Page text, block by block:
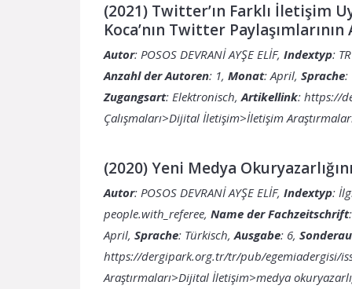
(2021) Twitter’ın Farklı İletişim
Koca’nın Twitter
Autor: POSOS DEVRANİ AYŞE ELİF, Indextyp:
Anzahl der Autoren: 1, Monat: April, Sprache:
Zugangsart: Elektronisch,Artikellink: https://
Çalışmaları>Dijital İletişim>İletişim
(2020) Yeni Medya
Autor: POSOS DEVRANİ AYŞE ELİF, Indextyp:
people.with_referee, Name der Fachzeitschrift
April, Sprache: Türkisch,Ausgabe: 6,
https://dergipark.org.tr/tr/pub/egemiadergisi/
Araştırmaları>Dijital İletişim>medya